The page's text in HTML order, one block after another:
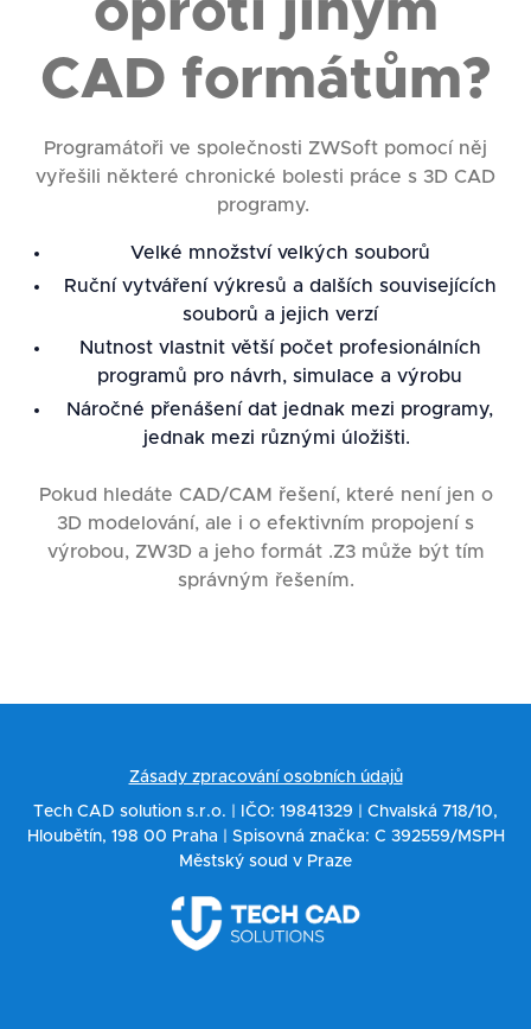
oproti jiným
CAD formátům?
Programátoři ve společnosti ZWSoft pomocí něj
vyřešili některé chronické bolesti práce s 3D CAD
programy.
Velké množství velkých souborů
Ruční vytváření výkresů a dalších souvisejících
souborů a jejich verzí
Nutnost vlastnit větší počet profesionálních
programů pro návrh, simulace a výrobu
Náročné přenášení dat jednak mezi programy,
jednak mezi různými úložišti.
Pokud hledáte CAD/CAM řešení, které není jen o
3D modelování, ale i o efektivním propojení s
výrobou, ZW3D a jeho formát .Z3 může být tím
správným řešením.
Zásady zpracování osobních údajů
Tech CAD solution s.r.o. | IČO: 19841329 | Chvalská 718/10,
Hloubětín, 198 00 Praha | Spisovná značka: C 392559/MSPH
Městský soud v Praze